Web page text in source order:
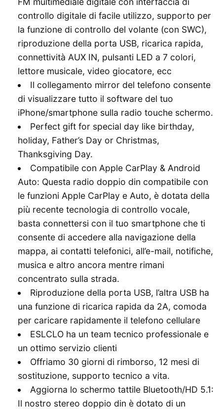
controllo digitale di facile utilizzo, supporto per
la funzione di controllo del volante (con SWC),
riproduzione della porta USB, ricarica rapida,
connettività AUX IN, pulsanti LED a 7 colori,
lettore musicale, video giocatore, ecc
Il collegamento mirror del telefono consente
di visualizzare tutto il software del tuo
iPhone/smartphone sulla radio touche schermo.
Perfect gift for special day like birthday,
holiday, Father’s Day or Christmas,
Thanksgiving Day.
Compatibile con Apple CarPlay & Android
Auto: Questa radio doppio din compatibile con
le funzioni Apple CarPlay e Auto, è dotata della
più recente tecnologia di controllo vocale,
basta connettersi con il tuo smartphone che ti
consente di accedere alla navigazione della
mappa, ai contatti telefonici, all’e-mail, notifiche,
musica e altro ancora mentre rimani
concentrato sulla strada.
Riproduzione della porta USB, l’altra USB ha
una funzione di ricarica rapida da 2A, comoda
per caricare rapidamente il telefono cellulare
ESLCLO ha un team tecnico professionale e
un ottimo servizio clienti
Offriamo 30 giorni di rimborso, 12 mesi di
sostituzione, supporto tecnico a vita.
Aggiorna lo schermo tattile Bluetooth/HD 5.1:
Il nostro stereo doppio din è dotato di un